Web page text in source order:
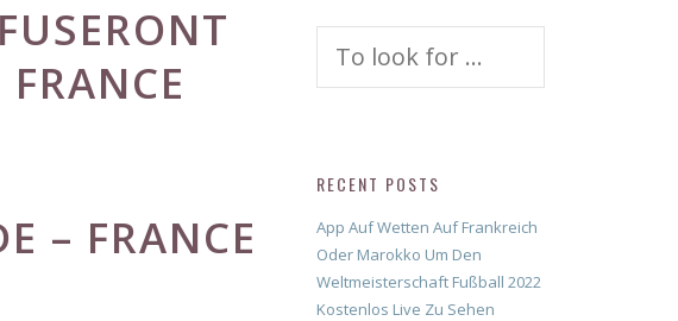
– FRANCE
RECENT POSTS
App Auf Wetten Auf Frankreich
Oder Marokko Um Den
Weltmeisterschaft Fußball 2022
Kostenlos Live Zu Sehen